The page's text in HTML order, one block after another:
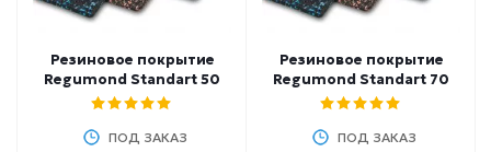
Резиновое покрытие
Regumond Standart 50
ПОД ЗАКАЗ
Резиновое покрытие
Regumond Standart 70
ПОД ЗАКАЗ